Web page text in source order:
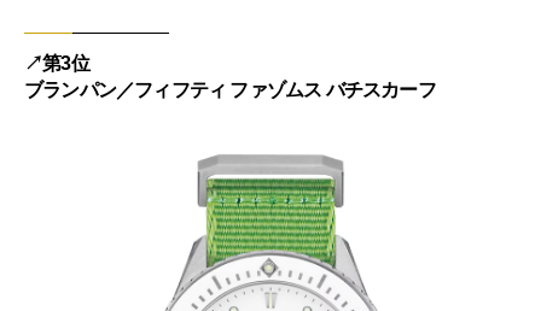
↗︎第3位
ブランパン／フィフティ ファゾムス バチスカーフ